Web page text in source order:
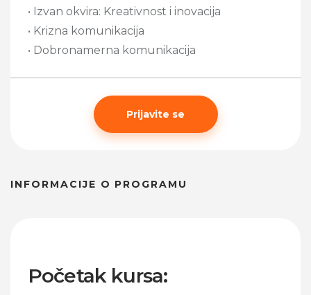
• Izvan okvira: Kreativnost i inovacija
• Krizna komunikacija
• Dobronamerna komunikacija
Prijavite se
INFORMACIJE O PROGRAMU
Početak kursa: